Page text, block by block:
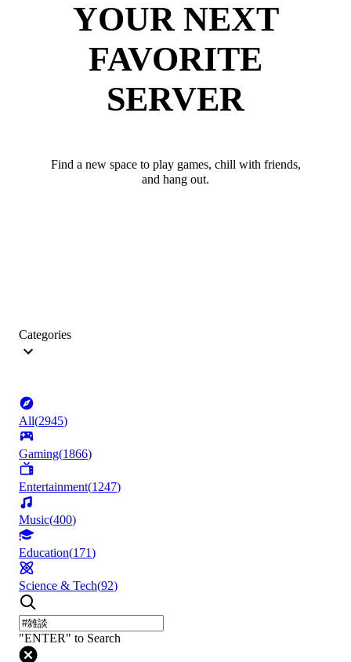
YOUR NEXT
FAVORITE
SERVER
Find a new space to play games, chill with friends,
and hang out.
Categories
All(2945)
Gaming(1866)
Entertainment(1247)
Music(400)
Education(171)
Science & Tech(92)
"ENTER" to Search